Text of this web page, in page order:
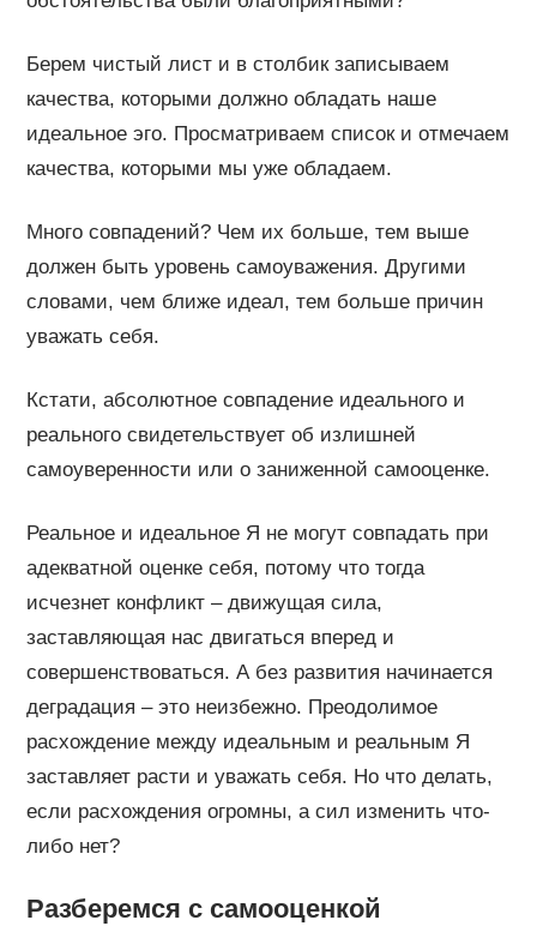
Берем чистый лист и в столбик записываем
качества, которыми должно обладать наше
идеальное эго. Просматриваем список и отмечаем
качества, которыми мы уже обладаем.
Много совпадений? Чем их больше, тем выше
должен быть уровень самоуважения. Другими
словами, чем ближе идеал, тем больше причин
уважать себя.
Кстати, абсолютное совпадение идеального и
реального свидетельствует об излишней
самоуверенности или о заниженной самооценке.
Реальное и идеальное Я не могут совпадать при
адекватной оценке себя, потому что тогда
исчезнет конфликт – движущая сила,
заставляющая нас двигаться вперед и
совершенствоваться. А без развития начинается
деградация – это неизбежно. Преодолимое
расхождение между идеальным и реальным Я
заставляет расти и уважать себя. Но что делать,
если расхождения огромны, а сил изменить что-
либо нет?
Разберемся с самооценкой